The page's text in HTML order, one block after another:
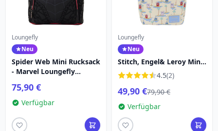
Loungefly
Neu
Spider Web Mini Rucksack
- Marvel Loungefly
75,90 €
Verfügbar
Loungefly
Neu
Stitch, Engel& Leroy Mini-
Rucksack – Disney
Loungefly Lilo & Stitch
4.5(2)
49,90 €79,90 €
Verfügbar